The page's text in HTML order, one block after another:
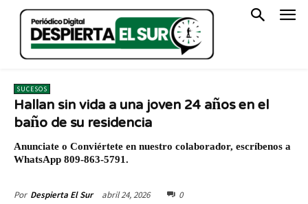
SUCESOS
Hallan sin vida a una joven 24 años en el
baño de su residencia
Anunciate o Conviértete en nuestro colaborador, escríbenos a
WhatsApp 809-863-5791.
Por Despierta El Sur abril 24, 2026 0